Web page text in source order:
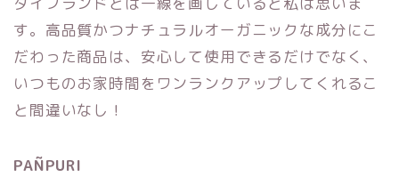
す。高品質かつナチュラルオーガニックな成分にこ
だわった商品は、安心して使用できるだけでなく、
いつものお家時間をワンランクアップしてくれるこ
と間違いなし！
PAÑPURI